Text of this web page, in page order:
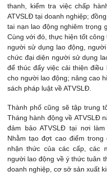
thanh, kiểm tra việc chấp
ATVSLĐ tại doanh nghiệp;
tai nạn lao động nghiêm trọng
Cùng với đó, thực hiện tốt
người sử dụng lao động,
chức đại diện người sử dụng
để thúc đẩy việc cải thiện
cho người lao động; nâng cao
sách pháp luật về ATVSLĐ.
Thành phố cũng sẽ tập trung
Tháng hành động về ATVSLĐ
đảm bảo ATVSLĐ tại nơi
Nhằm tạo đợt cao điểm
nhận thức của các cấp, các
người lao động về ý thức tuân
doanh nghiệp, cơ sở sản xuất